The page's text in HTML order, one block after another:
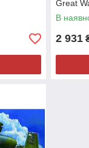
Great
В
2 931